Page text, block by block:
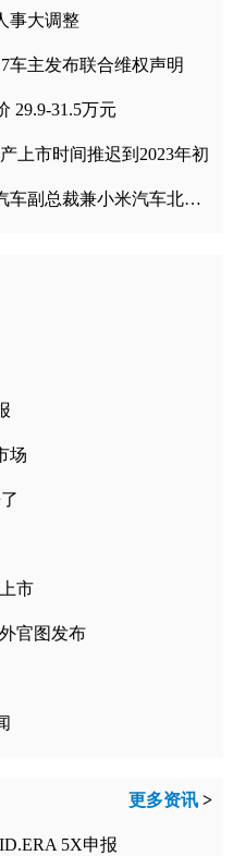
事大调整
车主发布联合维权声明
29.9-31.5万元
上市时间推迟到2023年初
小米集团任命于立国担任小米汽车副总裁兼小米汽车北京总部政委
场
市
官图发布
更多资讯 >
5X申报